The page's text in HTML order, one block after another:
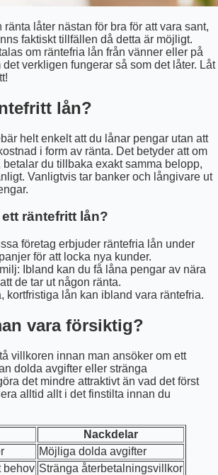
låter nästan för bra för att vara sant,
faktiskt tillfällen då detta är möjligt.
om räntefria lån från vänner eller på
verkligen fungerar så som det låter. Låt
lån?
helt enkelt att du lånar pengar utan att
i form av ränta. Det betyder att om
betalar du tillbaka exakt samma belopp,
Vanligtvis tar banker och långivare ut
räntefritt lån?
företag erbjuder räntefria lån under
för att locka nya kunder.
Ibland kan du få låna pengar av nära
de tar ut någon ränta.
kortfristiga lån kan ibland vara räntefria.
vara försiktig?
villkoren innan man ansöker om ett
dolda avgifter eller stränga
det mindre attraktivt än vad det först
alltid allt i det finstilta innan du
Nackdelar
Möjliga dolda avgifter
behov Stränga återbetalningsvillkor